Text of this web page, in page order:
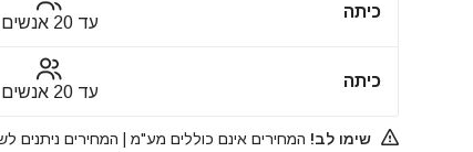
כיתה
עד 20 אנשים
כיתה
עד 20 אנשים
שימו לב! המחירים אינם כוללים מע"מ | המחירים